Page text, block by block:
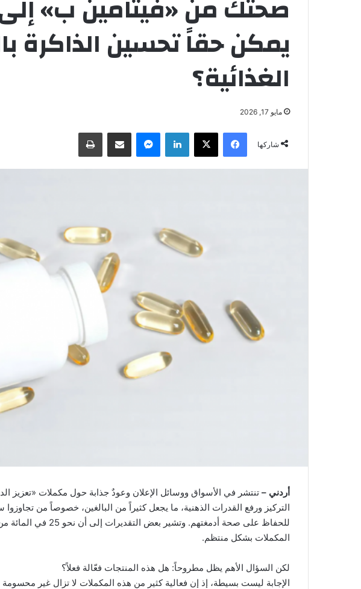
صحتك من «فيتامين ب»
يمكن حقاً تحسين الذاكرة
الغذائية؟
مايو 17, 2026
شاركها
فيسبوك لينكدإن
أردني – تنتشر في الأسواق ووسائل الإعلان وعودٌ جذابة حول مكملات «تعزيز
التركيز ورفع القدرات الذهنية، ما يجعل كثيراً من البالغين، خصوصاً من
للحفاظ على صحة أدمغتهم.
المكملات بشكل منتظم.
لكن السؤال الأهم يظل مطروحاً: هل هذه المنتجات فعّالة فعلاً؟
الإجابة ليست بسيطة، إذ إن فعالية كثير من هذه المكملات لا تزال غير محسومة